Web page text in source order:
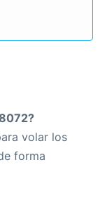
volar los
forma